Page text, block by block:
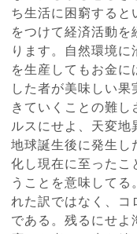
ち生活に困窮する
をつけて経済活動
ります。自然環境
を生産してもお金
した者が美味しい
きていくことの難
ルスにせよ、天変
地球誕生後に発生し
化し現在に至ったこ
うことを意味して
れた訳ではなく、
である。残るにせ